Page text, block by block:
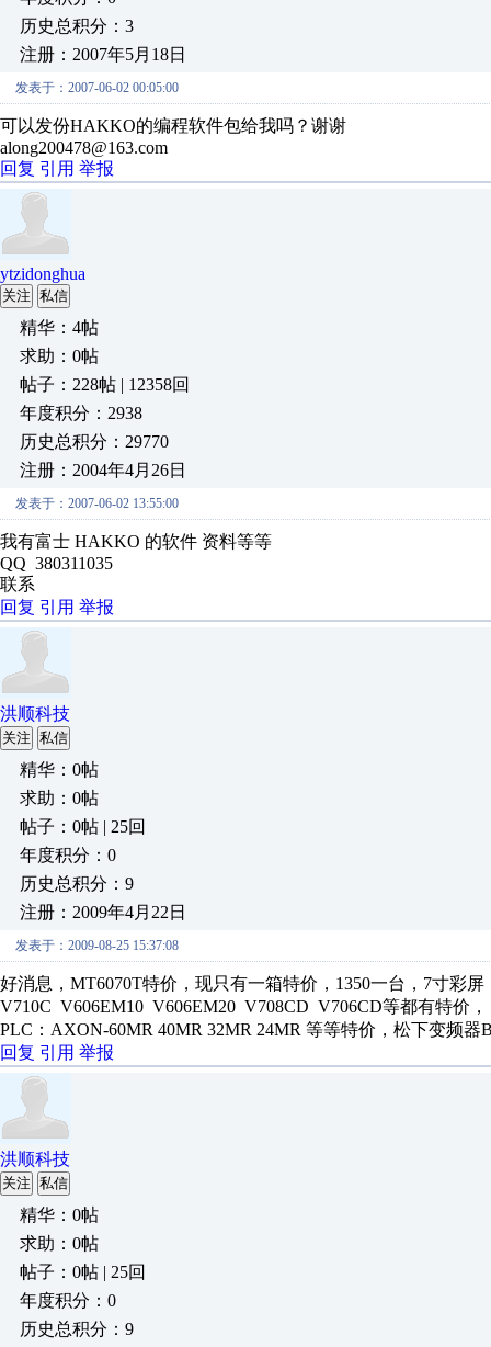
历史总积分：3
注册：2007年5月18日
发表于：2007-06-02 00:05:00
可以发份HAKKO的编程软件包给我吗？谢谢
along200478@163.com
回复 引用 举报
ytzidonghua
关注 私信
精华：4帖
求助：0帖
帖子：228帖 | 12358回
年度积分：2938
历史总积分：29770
注册：2004年4月26日
发表于：2007-06-02 13:55:00
我有富士 HAKKO 的软件 资料等等
QQ 380311035
联系
回复 引用 举报
洪顺科技
关注 私信
精华：0帖
求助：0帖
帖子：0帖 | 25回
年度积分：0
历史总积分：9
注册：2009年4月22日
发表于：2009-08-25 15:37:08
好消息，MT6070T特价，现只有一箱特价，1350一台，7寸彩
V710C V606EM10 V606EM20 V708CD V706CD等都有特价
PLC：AXON-60MR 40MR 32MR 24MR 等等特价，松下变频器
回复 引用 举报
洪顺科技
关注 私信
精华：0帖
求助：0帖
帖子：0帖 | 25回
年度积分：0
历史总积分：9